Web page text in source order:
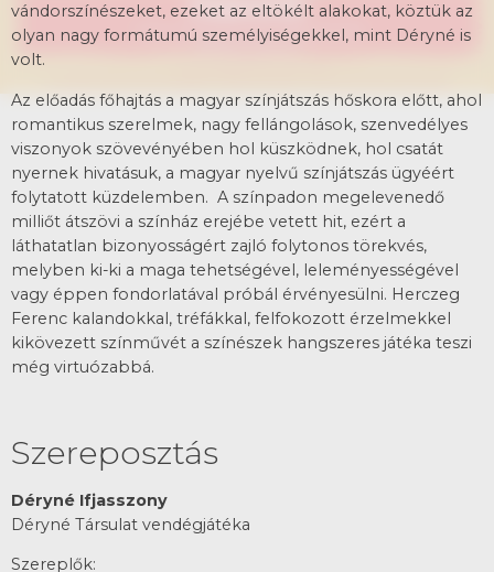
vándorszínészeket, ezeket az eltökélt alakokat, köztük az
olyan nagy formátumú személyiségekkel, mint Déryné is
volt.
Az előadás főhajtás a magyar színjátszás hőskora előtt, ahol
romantikus szerelmek, nagy fellángolások, szenvedélyes
viszonyok szövevényében hol küszködnek, hol csatát
nyernek hivatásuk, a magyar nyelvű színjátszás ügyéért
folytatott küzdelemben. A színpadon megelevenedő
milliőt átszövi a színház erejébe vetett hit, ezért a
láthatatlan bizonyosságért zajló folytonos törekvés,
melyben ki-ki a maga tehetségével, leleményességével
vagy éppen fondorlatával próbál érvényesülni. Herczeg
Ferenc kalandokkal, tréfákkal, felfokozott érzelmekkel
kikövezett színművét a színészek hangszeres játéka teszi
még virtuózabbá.
Szereposztás
Déryné Ifjasszony
Déryné Társulat vendégjátéka
Szereplők: